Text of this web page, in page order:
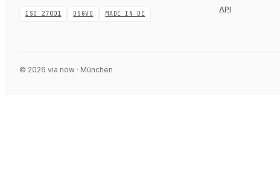
ISO 27001 DSGVO MADE IN DE
API
© 2026 via now · München